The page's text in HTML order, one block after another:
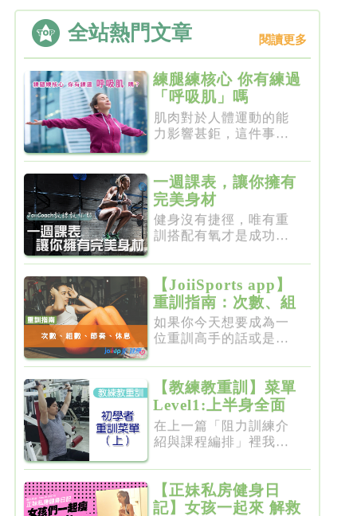
全站熱門文章 閱讀更多
練腿練核心 你有練過
「呼吸肌」嗎
肌肉對於人體運動的能
力影響甚鉅，這件事一
一週課表，讓你擁有
完美身材
健身沒有捷徑，唯有重
訓搭配有氧才是成功的
【JoiiSports app】
重訓指南：次數、組
數、節奏、休息
如果你今天想要成為一
位重訓高手的話或是想
【教練教重訓】菜單
Level1:上半身全面
增肌雕塑
在上一篇「阻力訓練介
紹與課程編排」裡我們
【正妹私房健身日
記】女孩一起來 解救